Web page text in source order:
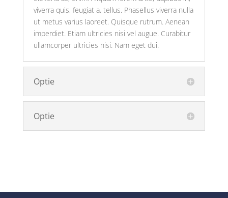
viverra quis, feugiat a, tellus. Phasellus viverra nulla
ut metus varius laoreet. Quisque rutrum. Aenean
imperdiet. Etiam ultricies nisi vel augue. Curabitur
ullamcorper ultricies nisi. Nam eget dui.
Optie
Optie